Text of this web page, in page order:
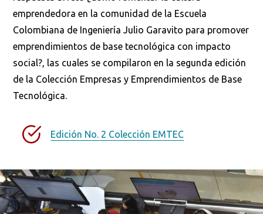
emprendedora en la comunidad de la Escuela
Colombiana de Ingeniería Julio Garavito para promover
emprendimientos de base tecnológica con impacto
social?, las cuales se compilaron en la segunda edición
de la Colección Empresas y Emprendimientos de Base
Tecnológica.
Edición No. 2 Colección EMTEC
Busca en la escuela
Buscar en: *